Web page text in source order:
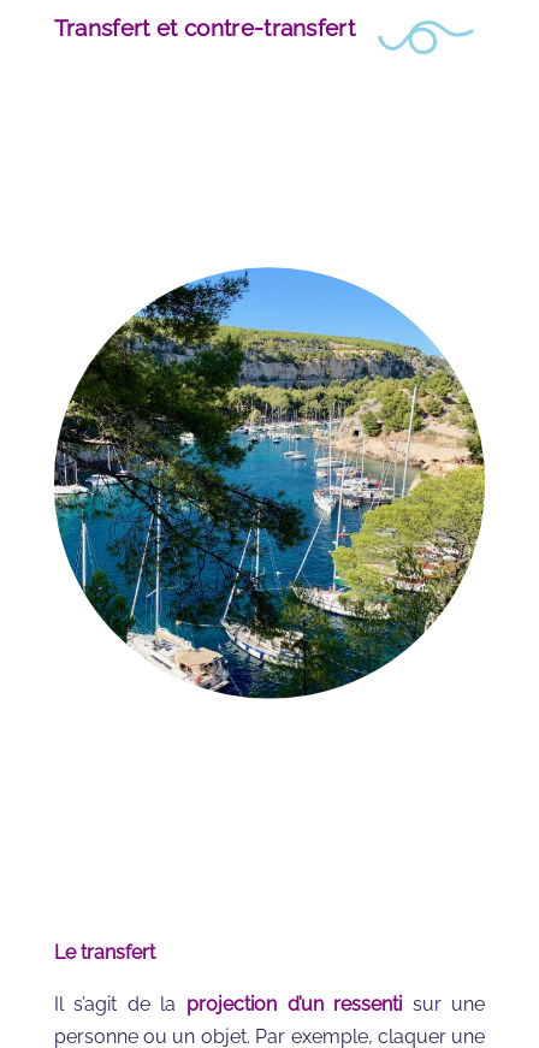
Transfert et contre-transfert
Le transfert
Il s’agit de la projection d’un ressenti sur une
personne ou un objet. Par exemple, claquer une